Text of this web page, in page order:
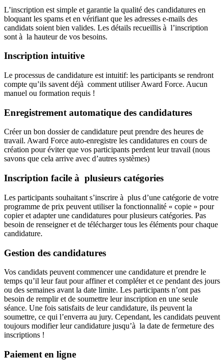
L’inscription est simple et garantie la qualité des candidatures en
bloquant les spams et en vérifiant que les adresses e-mails des
candidats soient bien valides. Les détails recueillis à l’inscription
sont à la hauteur de vos besoins.
Inscription intuitive
Le processus de candidature est intuitif: les participants se rendront
compte qu’ils savent déjà comment utiliser Award Force. Aucun
manuel ou formation requis !
Enregistrement automatique des candidatures
Créer un bon dossier de candidature peut prendre des heures de
travail. Award Force auto-enregistre les candidatures en cours de
création pour éviter que vos participants perdent leur travail (nous
savons que cela arrive avec d’autres systèmes)
Inscription facile à plusieurs catégories
Les participants souhaitant s’inscrire à plus d’une catégorie de votre
programme de prix peuvent utiliser la fonctionnalité « copie » pour
copier et adapter une candidatures pour plusieurs catégories. Pas
besoin de renseigner et de télécharger tous les éléments pour chaque
candidature.
Gestion des candidatures
Vos candidats peuvent commencer une candidature et prendre le
temps qu’il leur faut pour affiner et compléter et ce pendant des jours
ou des semaines avant la date limite. Les participants n’ont pas
besoin de remplir et de soumettre leur inscription en une seule
séance. Une fois satisfaits de leur candidature, ils peuvent la
soumettre, ce qui l’enverra au jury. Cependant, les candidats peuvent
toujours modifier leur candidature jusqu’à la date de fermeture des
inscriptions !
Paiement en ligne